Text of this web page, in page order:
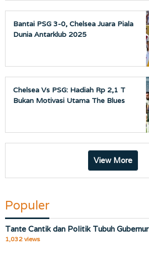
Bantai PSG 3-0, Chelsea Juara Piala
Dunia Antarklub 2025
Chelsea Vs PSG: Hadiah Rp 2,1 T
Bukan Motivasi Utama The Blues
View More
Populer
Tante Cantik dan Politik Tubuh Gubernur
1,032 views